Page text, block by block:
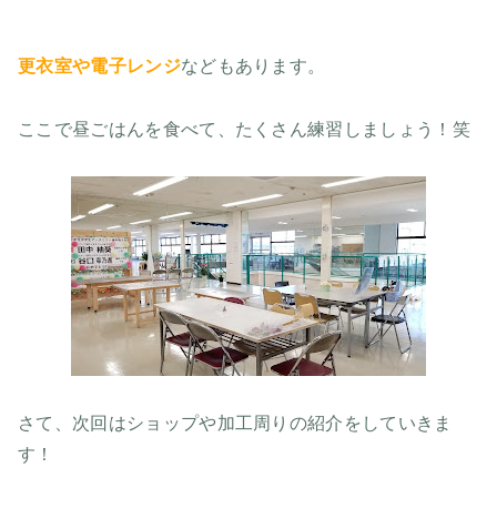
更衣室や電子レンジなどもあります。
ここで昼ごはんを食べて、たくさん練習しましょう！笑
さて、次回はショップや加工周りの紹介をしていきま
す！